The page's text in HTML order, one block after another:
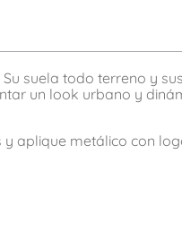
suela todo terreno y
un look urbano y
aplique metálico con